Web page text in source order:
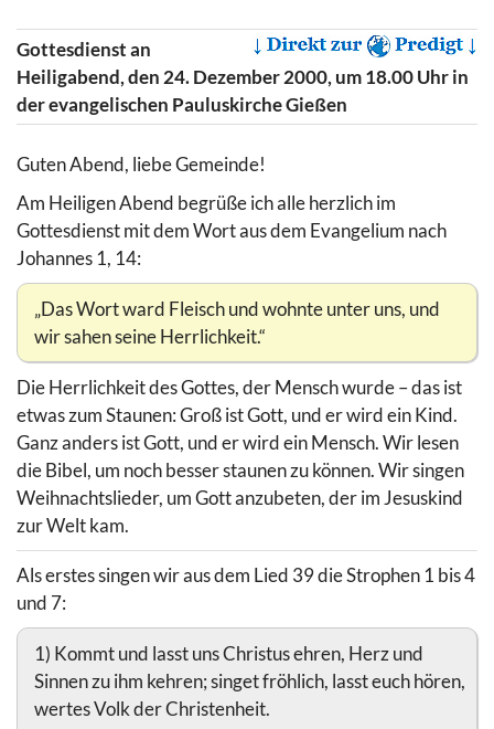
Gottesdienst an
Heiligabend, den 24. Dezember 2000, um 18.00 Uhr in
der evangelischen Pauluskirche Gießen
Guten Abend, liebe Gemeinde!
Am Heiligen Abend begrüße ich alle herzlich im
Gottesdienst mit dem Wort aus dem Evangelium nach
Johannes 1, 14:
„Das Wort ward Fleisch und wohnte unter uns, und
wir sahen seine Herrlichkeit.“
Die Herrlichkeit des Gottes, der Mensch wurde – das ist
etwas zum Staunen: Groß ist Gott, und er wird ein Kind.
Ganz anders ist Gott, und er wird ein Mensch. Wir lesen
die Bibel, um noch besser staunen zu können. Wir singen
Weihnachtslieder, um Gott anzubeten, der im Jesuskind
zur Welt kam.
Als erstes singen wir aus dem Lied 39 die Strophen 1 bis 4
und 7:
1) Kommt und lasst uns Christus ehren, Herz und
Sinnen zu ihm kehren; singet fröhlich, lasst euch hören,
wertes Volk der Christenheit.